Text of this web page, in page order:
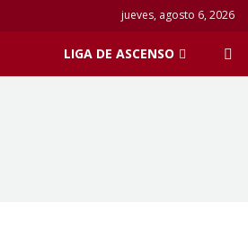
jueves, agosto 6, 2026
LIGA DE ASCENSO